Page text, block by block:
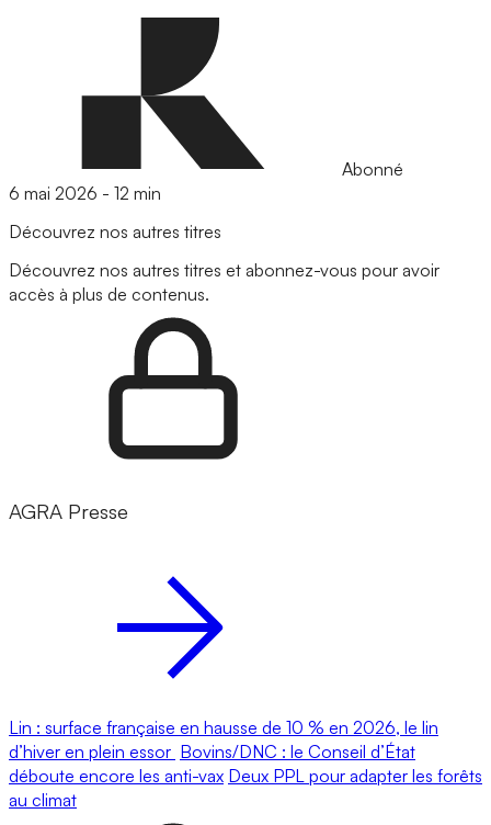
Abonné
6 mai 2026 - 12 min
Découvrez nos autres titres
Découvrez nos autres titres et abonnez-vous pour avoir
accès à plus de contenus.
AGRA Presse
Lin : surface française en hausse de 10 % en 2026, le lin
d’hiver en plein essor Bovins/DNC : le Conseil d’État
déboute encore les anti-vax Deux PPL pour adapter les forêts
au climat